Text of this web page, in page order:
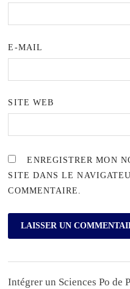
E-MAIL
SITE WEB
ENREGISTRER MON
SITE DANS LE
COMMENTAIRE.
Intégrer un Sciences Po de